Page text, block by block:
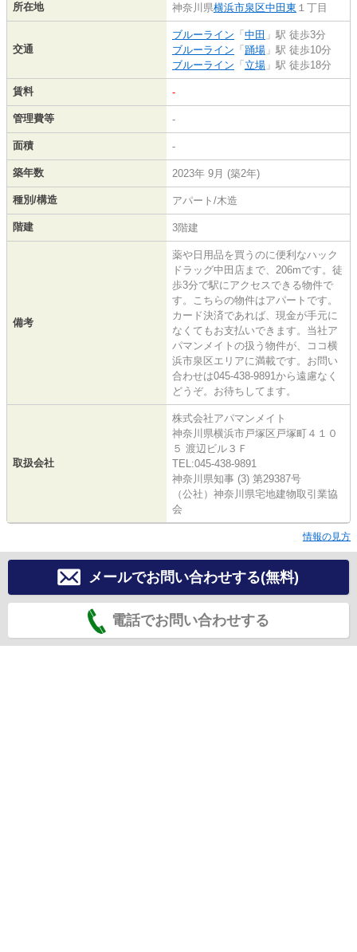
所在地 神奈川県横浜市泉区中田東 １丁目
交通
ブルーライン 「 中田 」駅 徒歩3分
ブルーライン 「 踊場 」駅 徒歩10分
ブルーライン 「 立場 」駅 徒歩18分
賃料 -
管理費等 -
面積 -
築年数 2023年 9月 (築2年)
種別/構造 アパート/木造
階建 3階建
備考
薬や日用品を買うのに便利なハック
ドラッグ中田店まで、206mです。徒
歩3分で駅にアクセスできる物件で
す。こちらの物件はアパートです。
カード決済であれば、現金が手元に
なくてもお支払いできます。当社ア
パマンメイトの扱う物件が、ココ横
浜市泉区エリアに満載です。お問い
合わせは045-438-9891から遠慮なく
どうぞ。お待ちしてます。
取扱会社
株式会社アパマンメイト
神奈川県横浜市戸塚区戸塚町４１０
５ 渡辺ビル３Ｆ
TEL:045-438-9891
神奈川県知事 (3) 第29387号
（公社）神奈川県宅地建物取引業協
会
情報の見方
メールでお問い合わせする(無料)
電話でお問い合わせする